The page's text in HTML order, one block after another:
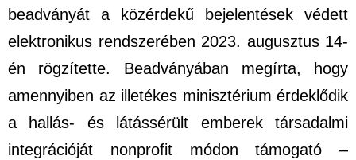
beadványát a közérdekű bejelentések védett
elektronikus rendszerében 2023. augusztus 14-
én rögzítette. Beadványában megírta, hogy
amennyiben az illetékes minisztérium érdeklődik
a hallás- és látássérült emberek társadalmi
integrációját nonprofit módon támogató –